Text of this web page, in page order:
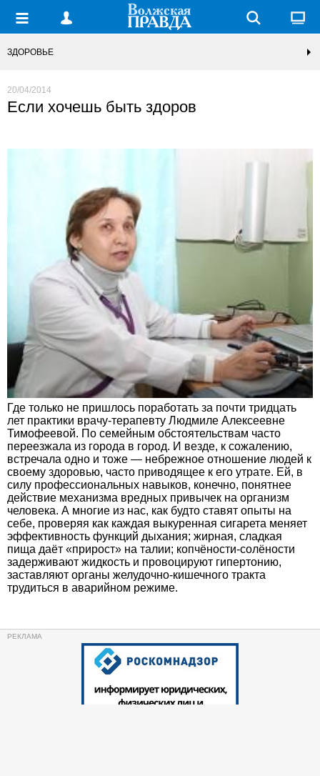
ЗДОРОВЬЕ
20/04/2014
Если хочешь быть здоров
Где только не пришлось поработать за почти тридцать
лет практики врачу-терапевту Людмиле Алексеевне
Тимофеевой. По семейным обстоятельствам часто
переезжала из города в город. И везде, к сожалению,
встречала одно и тоже — небрежное отношение людей к
своему здоровью, часто приводящее к его утрате. Ей, в
силу профессиональных навыков, конечно, понятнее
действие механизма вредных привычек на организм
человека. А многие из нас, как будто ставят опыты на
себе, проверяя как каждая выкуренная сигарета меняет
эффективность функций дыхания; жирная, сладкая
пища даёт «прирост» на талии; копчёности-солёности
задерживают жидкость и провоцируют гипертонию,
заставляют органы желудочно-кишечного тракта
трудиться в аварийном режиме.